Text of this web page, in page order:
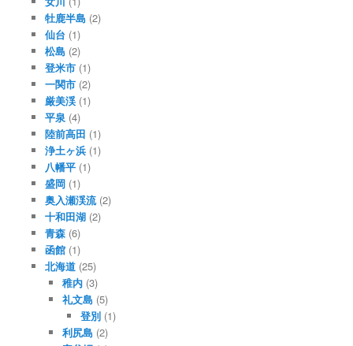
牡鹿半島(2)
仙台 (1)
松島(2)
登米市(1)
一関市(2)
厳美渓(1)
平泉(4)
陸前高田 (1)
浄土ヶ浜(1)
八幡平(1)
盛岡(1)
奥入瀬渓流(2)
十和田湖(2)
青森(6)
函館(1)
北海道(25)
稚内 (3)
礼文島 (5)
登別(1)
利尻島 (2)